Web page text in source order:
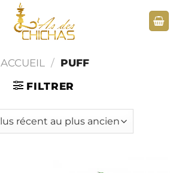
ACCUEIL / PUFF
FILTRER